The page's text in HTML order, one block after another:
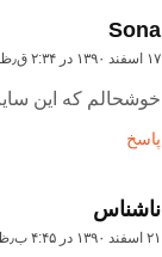
Sona
۱۷ اسفند ۱۳۹۰ در ۲:۳۴ ق٫ظ
خوشحالم که این
پاسخ
ناشناس
۲۱ اسفند ۱۳۹۰ در ۴:۴۵ ب٫ظ